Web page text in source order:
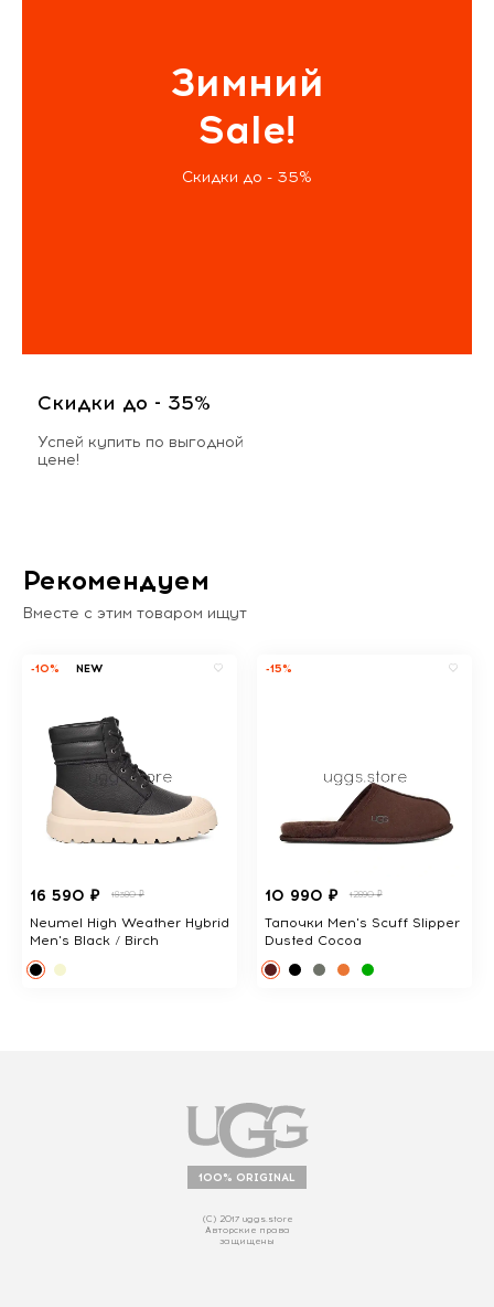
Зимний
Sale!
Скидки до - 35%
Скидки до - 35%
Успей купить по выгодной
цене!
Рекомендуем
Вместе с этим товаром ищут
-10% NEW
16 590 ₽ 18380 ₽
Neumel High Weather Hybrid
Men's Black / Birch
-15%
10 990 ₽ 12890 ₽
Тапочки Men's Scuff Slipper
Dusted Cocoa
100% ORIGINAL
(С) 2017 uggs.store
Авторские права
защищены